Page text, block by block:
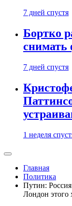
7 дней спустя
Бортко
снимать
7 дней спустя
1 неделя
Главная
Политика
Путин: Россия
Лондон этого